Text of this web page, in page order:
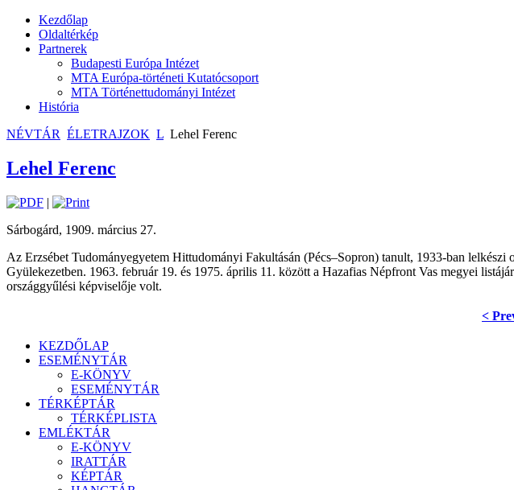
Kezdőlap
Oldaltérkép
Partnerek
Budapesti Európa Intézet
MTA Európa-történeti Kutatócsoport
MTA Történettudományi Intézet
História
NÉVTÁR ÉLETRAJZOK L Lehel Ferenc
Lehel Ferenc
|
Sárbogárd, 1909. március 27.
Az Erzsébet Tudományegyetem Hittudományi Fakultásán (Pécs–Sopron) tanult, 1933-ban
Gyülekezetben. 1963. február 19. és 1975. április 11. között a Hazafias Népfront Vas megyei
országgyűlési képviselője volt.
<
KEZDŐLAP
ESEMÉNYTÁR
E-KÖNYV
ESEMÉNYTÁR
TÉRKÉPTÁR
TÉRKÉPLISTA
EMLÉKTÁR
E-KÖNYV
IRATTÁR
KÉPTÁR